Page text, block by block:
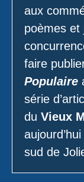
aux
poèmes et
faire
Populaire
série
du Vieux
sud de